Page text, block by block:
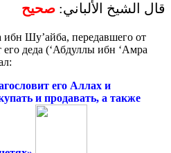
قال الشيخ الألباني: صحيح
Шу’айба, передавшего от
его деда (‘Абдуллы ибн ‘Амра
его Аллах и
и продавать, а также